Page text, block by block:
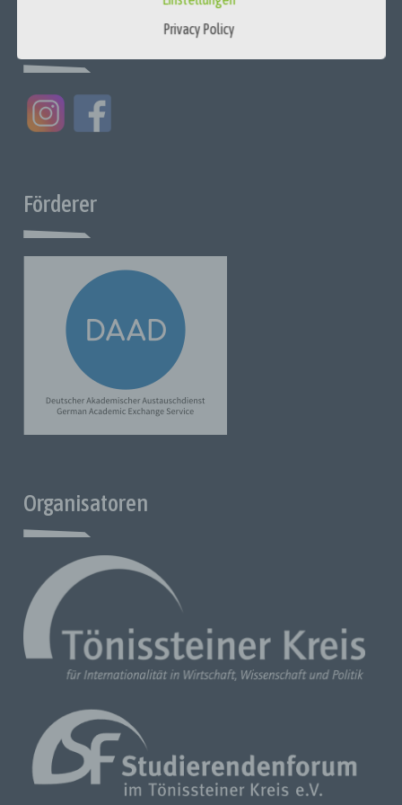
Förderer
Organisatoren
natürliche Person, deren personenbezogene Daten von dem
Verarbeitung ist jeder mit oder ohne Hilfe automatisierter
Verfahren ausgeführte Vorgang oder jede Vorgangsreihe im
Anpassung oder Veränderung, das Auslesen, das Abfragen, die
Benutzung, die Offenlegung durch Übermittlung, Verbreitung
oder eine andere Form der Bereitstellung, den Abgleich oder
d) Einschränkung der Verarbeitung
Die Einschränkung der Verarbeitung ist die Kennzeichnung
gespeicherter personenbezogener Daten mit dem Ziel, deren
Verarbeitung für die Zukunft einzuschränken.
e) Profiling
Profiling ist jede Art der automatisierten Verarbeitung
personenbezogener Daten, die darin besteht, dass diese
bezüglich Arbeitsleistung, wirtschaftliche Lage, Gesundheit,
persönliche Vorlieben, Interessen, Zuverlässigkeit, Verhalten,
Standort oder Ortswechsel dieser natürlichen Person zu
analysieren oder vorherzusagen.
f) Pseudonymisierung
Pseudonymisierung ist die Verarbeitung personenbezogener
Daten in einer Weise, dass die personenbezogenen Daten
ohne Hinzuziehung zusätzlicher Informationen nicht mehr
einer spezifischen betroffenen Person zugeordnet werden
können, sofern diese zusätzlichen Informationen getrennt
Maßnahmen unterliegen, die gewährleisten, dass die
personenbezogenen Daten nicht einer identifizierten oder
identifizierbaren natürlichen Person zugewiesen werden.
g) Verantwortlicher oder für die Verarbeitung
Verantwortlicher
Privacy Policy